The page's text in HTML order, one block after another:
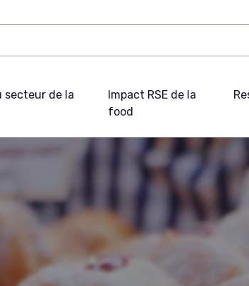
secteur de la
Impact RSE de la
food